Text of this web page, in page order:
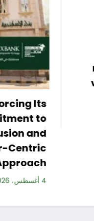
*Roshan Masr
signs
strategic
to
investment
its real estate
projects*